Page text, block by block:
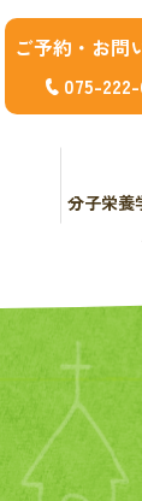
ご予約・お問
075-
分子栄養